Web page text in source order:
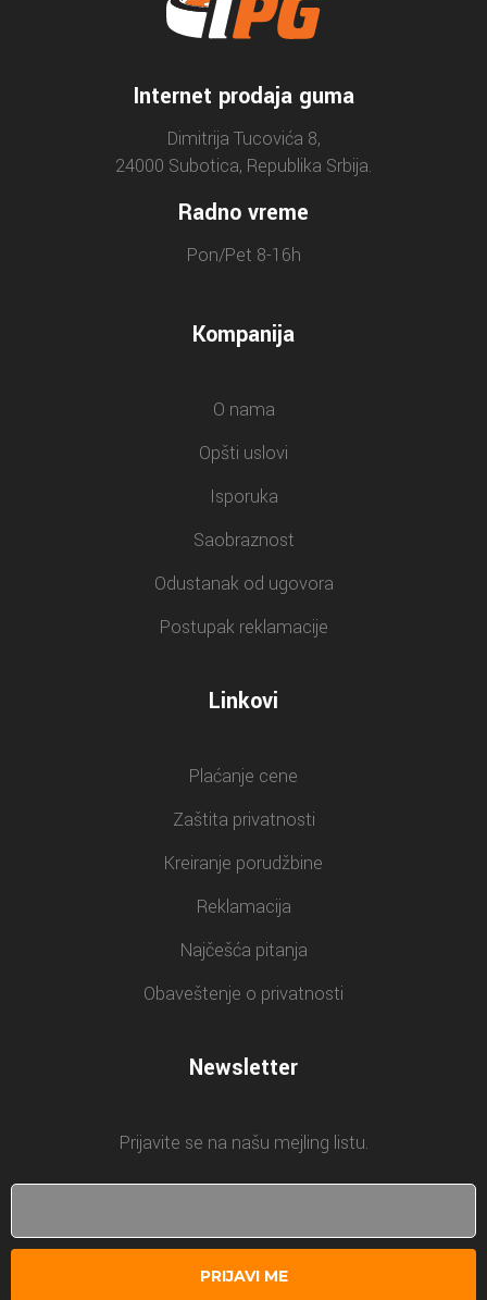
Internet prodaja guma
Dimitrija Tucovića 8,
24000 Subotica, Republika Srbija.
Radno vreme
Pon/Pet 8-16h
Kompanija
O nama
Opšti uslovi
Isporuka
Saobraznost
Odustanak od ugovora
Postupak reklamacije
Linkovi
Plaćanje cene
Zaštita privatnosti
Kreiranje porudžbine
Reklamacija
Najčešća pitanja
Obaveštenje o privatnosti
Newsletter
Prijavite se na našu mejling listu.
PRIJAVI ME